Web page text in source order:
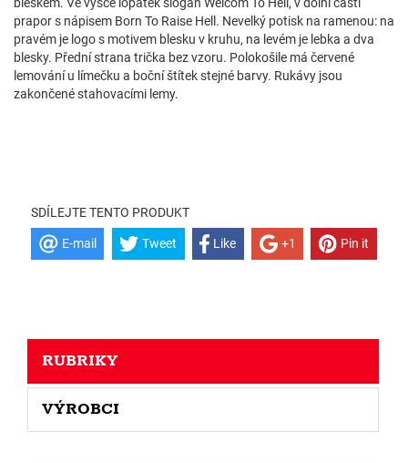
prapor s nápisem Born To Raise Hell. Nevelký potisk na ramenou: na
pravém je logo s motivem blesku v kruhu, na levém je lebka a dva
blesky. Přední strana trička bez vzoru. Polokošile má červené
lemování u límečku a boční štítek stejné barvy. Rukávy jsou
zakončené stahovacími lemy.
SDÍLEJTE TENTO PRODUKT
E-mail Tweet Like +1 Pin it
RUBRIKY
VÝROBCI